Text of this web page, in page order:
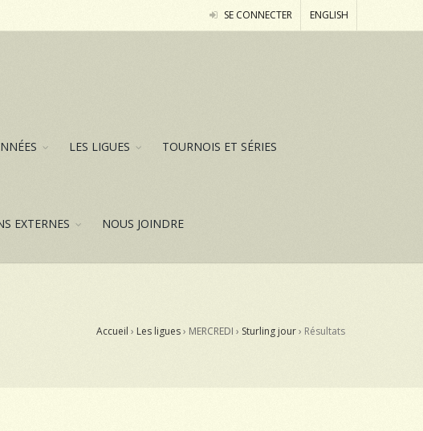
SE CONNECTER ENGLISH
LES LIGUES TOURNOIS ET SÉRIES
EXTERNES NOUS JOINDRE
Accueil › Les ligues› MERCREDI › Sturling jour› Résultats